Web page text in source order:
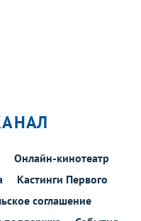
Онлайн-кинотеатр
Кастинги Первого
соглашение